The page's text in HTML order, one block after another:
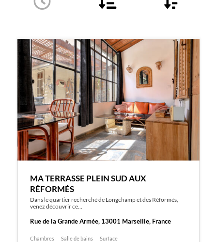
MA TERRASSE PLEIN SUD AUX
RÉFORMÉS
Dans le quartier recherché de Longchamp et des Réformés,
venez découvrir ce…
Rue de la Grande Armée, 13001 Marseille, France
Chambres Salle de bains Surface